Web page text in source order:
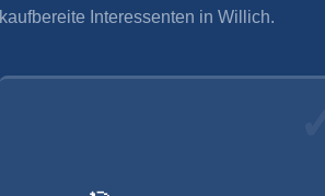
kaufbereite Interessenten in Willich.